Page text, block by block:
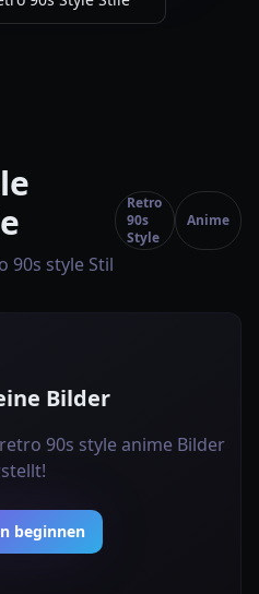
90s style Stil
Retro
90s
Style
Anime
Bilder
90s style anime Bilder
beginnen